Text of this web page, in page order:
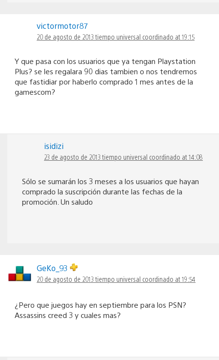
victormotor87
20 de agosto de 2013 tiempo universal coordinado at 19:15
Y que pasa con los usuarios que ya tengan Playstation
Plus? se les regalara 90 dias tambien o nos tendremos
que fastidiar por haberlo comprado 1 mes antes de la
gamescom?
isidizi
23 de agosto de 2013 tiempo universal coordinado at 14:08
Sólo se sumarán los 3 meses a los usuarios que hayan
comprado la suscripción durante las fechas de la
promoción. Un saludo
GeKo_93
20 de agosto de 2013 tiempo universal coordinado at 19:54
¿Pero que juegos hay en septiembre para los PSN?
Assassins creed 3 y cuales mas?